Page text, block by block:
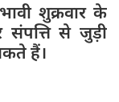
शुक्रवार के
से जुड़ी
हैं।